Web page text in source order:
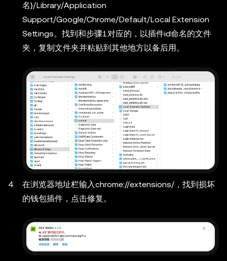
名}/Library/Application
Support/Google/Chrome/Default/Local Extension
Settings。找到和步骤1对应的，以插件id命名的文件
夹，复制文件夹并粘贴到其他地方以备后用。
在浏览器地址栏输入chrome://extensions/，找到损坏
的钱包插件，点击修复。